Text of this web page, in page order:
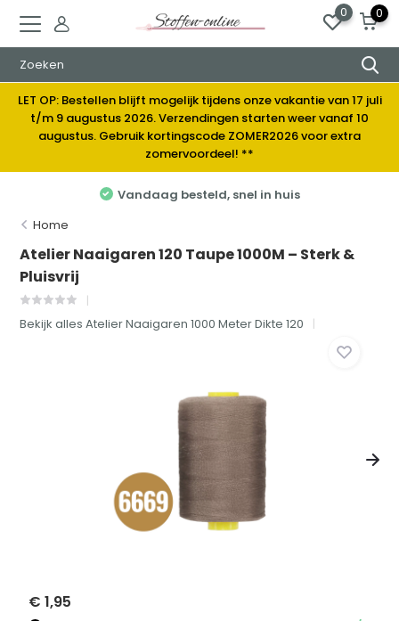
0 0
LET OP: Bestellen blijft mogelijk tijdens onze vakantie van 17 juli
t/m 9 augustus 2026. Verzendingen starten weer vanaf 10
augustus. Gebruik kortingscode ZOMER2026 voor extra
zomervoordeel! **
Elke week nieuwe stoffen
Home
Atelier Naaigaren 120 Taupe 1000M – Sterk &
Pluisvrij
Bekijk alles Atelier Naaigaren 1000 Meter Dikte 120
€ 1,95